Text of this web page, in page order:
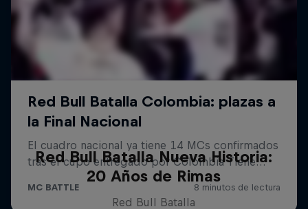
Red Bull Batalla Nueva Historia:
20 Años de Rimas
Red Bull Batalla